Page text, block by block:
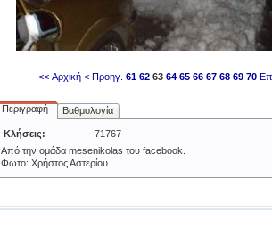
<< Αρχική < Προηγ. 61 62 63 64 65 66 67 68 69 70
Περιγραφή Βαθμολογία
Κλήσεις:
71767
Από την ομάδα mesenikolas του facebook.
Φωτο: Χρήστος Αστερίου